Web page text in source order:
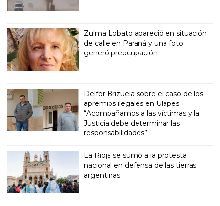
Zulma Lobato apareció en situación
de calle en Paraná y una foto
generó preocupación
Delfor Brizuela sobre el caso de los
apremios ilegales en Ulapes:
“Acompañamos a las víctimas y la
Justicia debe determinar las
responsabilidades”
La Rioja se sumó a la protesta
nacional en defensa de las tierras
argentinas